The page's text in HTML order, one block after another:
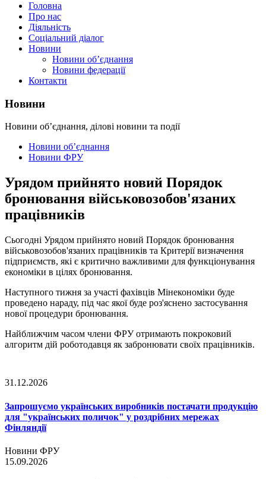
Головна
Про нас
Діяльність
Соціальний діалог
Новини
Новини об’єднання
Новини федерації
Контакти
Новини
Новини об’єднання, ділові новини та події
Новини об’єднання
Новини ФРУ
Урядом прийнято новий Порядок
бронювання військовозобов'язаних
працівників
Сьогодні Урядом прийнято новий Порядок бронювання
військовозобов'язаних працівників та Критерії визначення
підприємств, які є критично важливими для функціонування
економіки в цілях бронювання.
Наступного тижня за участі фахівців Мінекономіки буде
проведено нараду, під час якої буде роз'яснено застосування
нової процедури бронювання.
Найближчим часом члени ФРУ отримають покроковий
алгоритм дій роботодавця як забронювати своїх працівників.
31.12.2026
Запрошуємо українських виробників постачати продукцію
для "українських поличок" у роздрібних мережах
Фінляндії
Новини ФРУ
15.09.2026